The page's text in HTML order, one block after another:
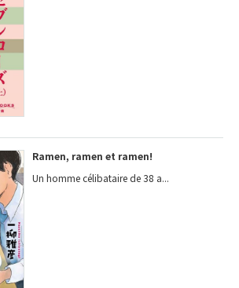
Ramen, ramen et ramen!
Un homme célibataire de 38 a...